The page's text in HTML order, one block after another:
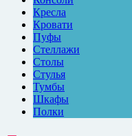
Кресла
Кровати
Пуфы
Стеллажи
Столы
Стулья
Тумбы
Шкафы
Полки